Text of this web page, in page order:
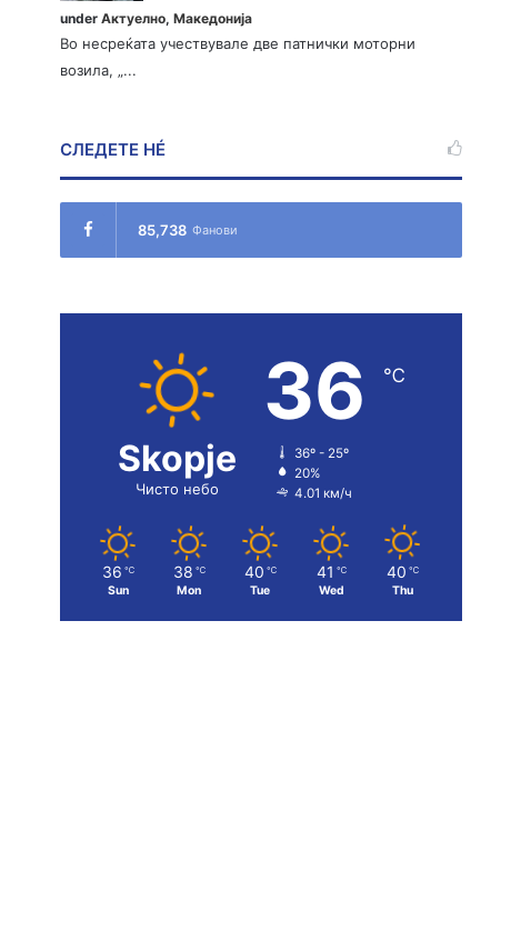
underАктуелно,Македонија
Во несреќата учествувале две патнички моторни
возила, „...
СЛЕДЕТЕ НÉ
85,738 Фанови
Skopje
Чисто небо
36 ℃
36º - 25º
20%
4.01 км/ч
36 ℃
Sun
38 ℃
Mon
40 ℃
Tue
41 ℃
Wed
40 ℃
Thu